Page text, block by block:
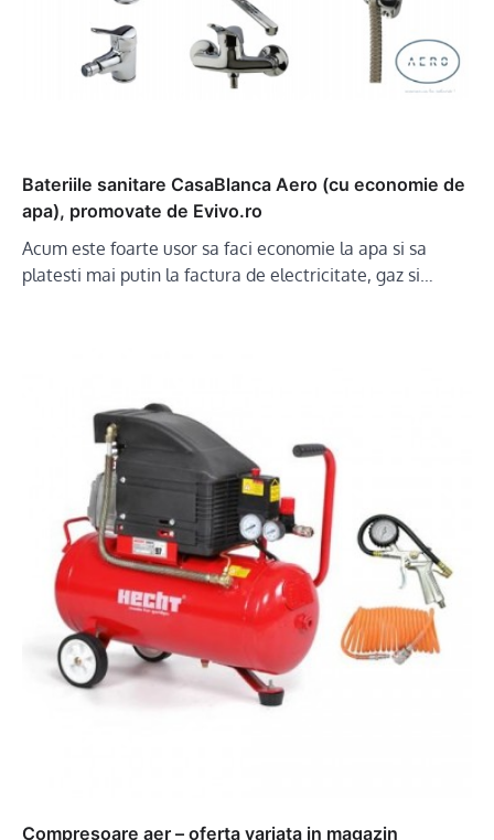
Bateriile sanitare CasaBlanca Aero (cu economie de
apa), promovate de Evivo.ro
Acum este foarte usor sa faci economie la apa si sa
platesti mai putin la factura de electricitate, gaz si…
Compresoare aer – oferta variata in magazin